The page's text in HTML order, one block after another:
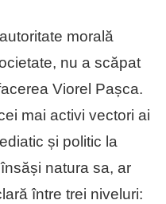
morală
nu a scăpat
Viorel Pașca.
mai activi vectori ai
și politic la
natura sa, ar
între trei niveluri: